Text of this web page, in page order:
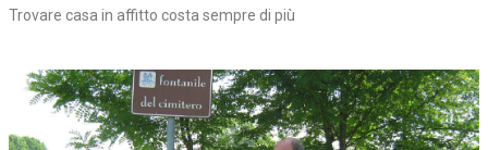
Trovare casa in affitto costa sempre di più